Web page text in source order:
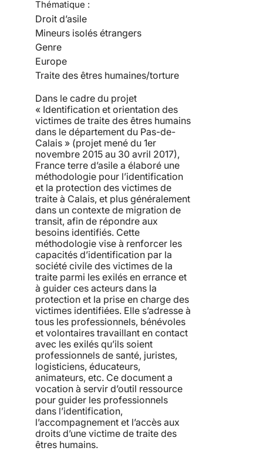
Thématique :
Droit d’asile
Mineurs isolés étrangers
Genre
Europe
Traite des êtres humaines/torture
Dans le cadre du projet
« Identification et orientation des
victimes de traite des êtres humains
dans le département du Pas-de-
Calais » (projet mené du 1er
novembre 2015 au 30 avril 2017),
France terre d’asile a élaboré une
méthodologie pour l’identification
et la protection des victimes de
traite à Calais, et plus généralement
dans un contexte de migration de
transit, afin de répondre aux
besoins identifiés. Cette
méthodologie vise à renforcer les
capacités d’identification par la
société civile des victimes de la
traite parmi les exilés en errance et
à guider ces acteurs dans la
protection et la prise en charge des
victimes identifiées. Elle s’adresse à
tous les professionnels, bénévoles
et volontaires travaillant en contact
avec les exilés qu’ils soient
professionnels de santé, juristes,
logisticiens, éducateurs,
animateurs, etc. Ce document a
vocation à servir d’outil ressource
pour guider les professionnels
dans l’identification,
l’accompagnement et l’accès aux
droits d’une victime de traite des
êtres humains.